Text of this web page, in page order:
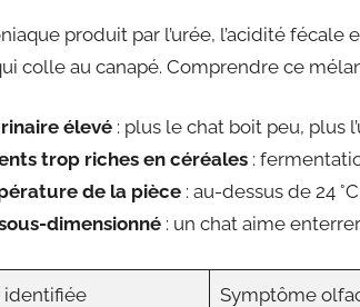
produit par l’urée, l’acidité
colle au canapé. Comprendre ce
élevé : plus le chat boit peu, plus
trop riches en céréales :
de la pièce : au-dessus de 24
dimensionné : un chat aime
identifiée Symptôme